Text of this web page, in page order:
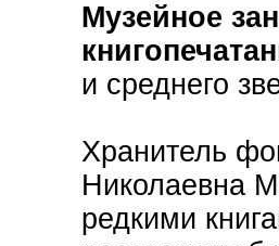
Музейное
и среднего
Хранитель
Николаевна
редкими